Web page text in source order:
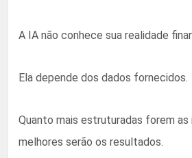
A IA não conhece sua realidade
Ela depende dos dados fornecidos.
Quanto mais estruturadas forem
melhores serão os resultados.